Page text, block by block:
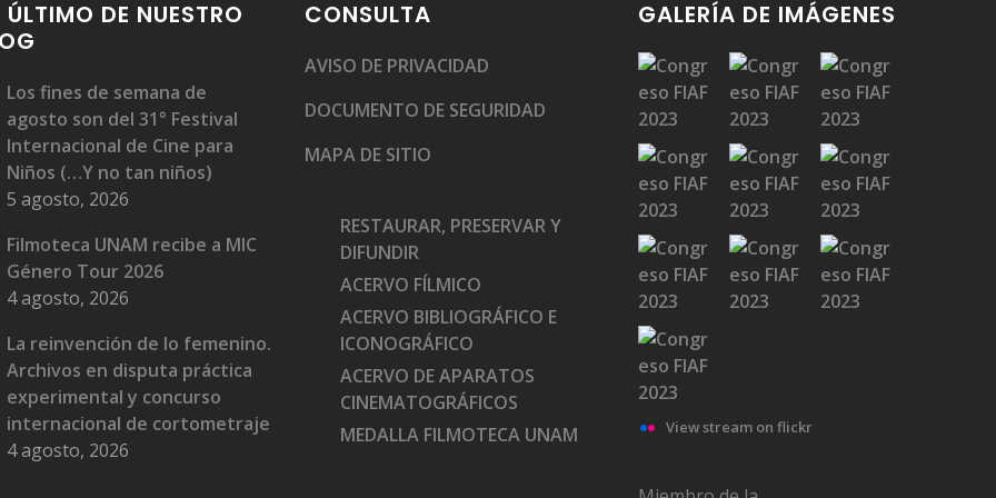
ÚLTIMO DE NUESTRO
Los fines de semana de
agosto son del 31° Festival
Internacional de Cine para
Niños (…Y no tan niños)
5 agosto, 2026
Filmoteca UNAM recibe a MIC
Género Tour 2026
4 agosto, 2026
La reinvención de lo femenino.
Archivos en disputa práctica
experimental y concurso
internacional de cortometraje
4 agosto, 2026
CONSULTA
AVISO DE PRIVACIDAD
DOCUMENTO DE SEGURIDAD
MAPA DE SITIO
RESTAURAR, PRESERVAR Y
DIFUNDIR
ACERVO FÍLMICO
ACERVO BIBLIOGRÁFICO E
ICONOGRÁFICO
ACERVO DE APARATOS
CINEMATOGRÁFICOS
MEDALLA FILMOTECA UNAM
GALERÍA DE IMÁGENES
View stream on flickr